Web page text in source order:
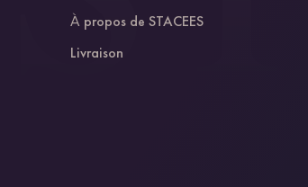
À propos de STACEES
Livraison